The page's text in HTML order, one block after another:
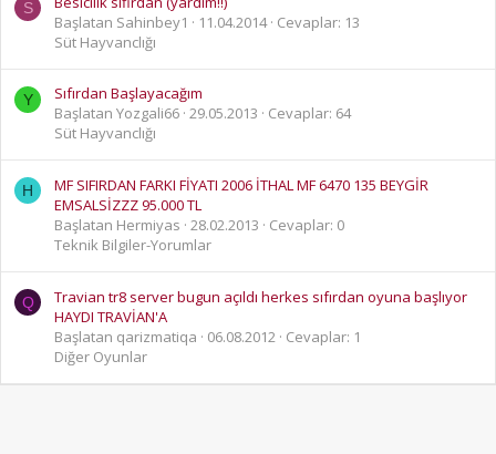
S
Başlatan Sahinbey1
11.04.2014 Cevaplar: 13
Süt Hayvanclığı
Y
Sıfırdan Başlayacağım
Başlatan Yozgali66 29.05.2013
Cevaplar: 64
Süt Hayvanclığı
H
MF SIFIRDAN FARKI FİYATI 2006 İTHAL MF 6470 135 BEYGİR
EMSALSİZZZ 95.000 TL
Başlatan Hermiyas 28.02.2013
Cevaplar: 0
Teknik Bilgiler-Yorumlar
Q
Travian tr8 server bugun açıldı herkes sıfırdan oyuna başlıyor
HAYDI TRAVİAN'A
Başlatan qarizmatiqa
06.08.2012
Cevaplar: 1
Diğer Oyunlar